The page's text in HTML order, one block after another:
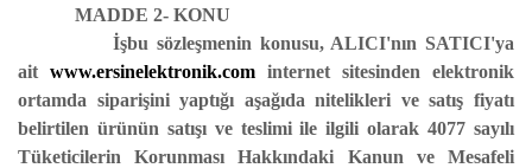
MADDE 2- KONU
İşbu sözleşmenin konusu, ALICI'nın SATICI'ya
ait www.ersinelektronik.com internet sitesinden elektronik
ortamda siparişini yaptığı aşağıda nitelikleri ve satış fiyatı
belirtilen ürünün satışı ve teslimi ile ilgili olarak 4077 sayılı
Tüketicilerin Korunması Hakkındaki Kanun ve Mesafeli